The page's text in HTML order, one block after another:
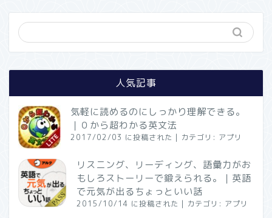
人気記事
気軽に読めるのにしっかり理解できる。
｜０から超わかる英文法
2017/02/03 に投稿された | カテゴリ: アプリ
リスニング、リーディング、語彙力がお
もしろストーリーで鍛えられる。｜英語
で元気が出るちょっといい話
2015/10/14 に投稿された | カテゴリ: アプリ